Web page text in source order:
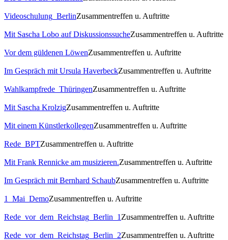
Videoschulung_BerlinZusammentreffen u. Auftritte
Mit Sascha Lobo auf DiskussionssucheZusammentreffen u. Auftritte
Vor dem güldenen LöwenZusammentreffen u. Auftritte
Im Gespräch mit Ursula HaverbeckZusammentreffen u. Auftritte
Wahlkampfrede_ThüringenZusammentreffen u. Auftritte
Mit Sascha KrolzigZusammentreffen u. Auftritte
Mit einem KünstlerkollegenZusammentreffen u. Auftritte
Rede_BPTZusammentreffen u. Auftritte
Mit Frank Rennicke am musizieren.Zusammentreffen u. Auftritte
Im Gespräch mit Bernhard SchaubZusammentreffen u. Auftritte
1_Mai_DemoZusammentreffen u. Auftritte
Rede_vor_dem_Reichstag_Berlin_1 Zusammentreffen u. Auftritte
Rede_vor_dem_Reichstag_Berlin_2Zusammentreffen u. Auftritte